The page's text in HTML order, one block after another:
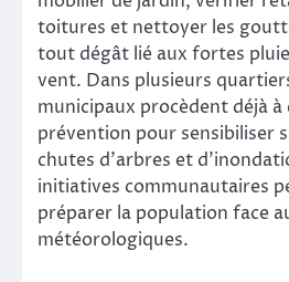
toitures et nettoyer les
tout dégât lié aux fortes
vent. Dans plusieurs
municipaux procèdent déjà à
prévention pour sensibiliser
chutes d’arbres et
initiatives communautaires
préparer la population face
météorologiques.